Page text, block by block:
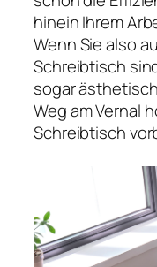
hinein Ihrem
Wenn Sie also
Schreibtisch
sogar
Weg am Vernal
Schreibtisch